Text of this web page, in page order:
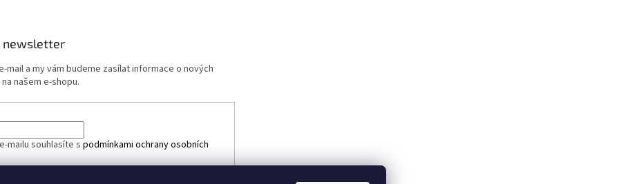
newsletter
mail a my vám budeme zasílat informace o nových
našem e-shopu.
mailu souhlasíte s podmínkami ochrany osobních